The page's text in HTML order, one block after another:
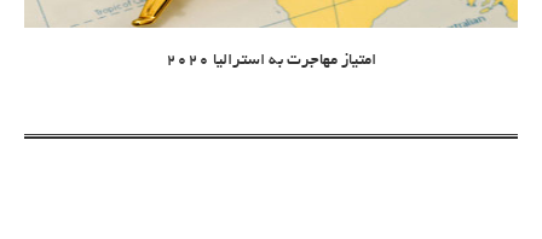
امتیاز مهاجرت به استرالیا 2020